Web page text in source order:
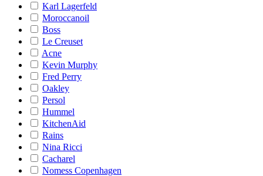
Karl Lagerfeld
Moroccanoil
Boss
Le Creuset
Acne
Kevin Murphy
Fred Perry
Oakley
Persol
Hummel
KitchenAid
Rains
Nina Ricci
Cacharel
Nomess Copenhagen